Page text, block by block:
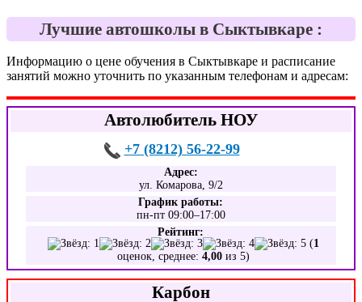
Лучшие автошколы в Сыктывкаре :
Информацию о цене обучения в Сыктывкаре и расписание
занятий можно уточнить по указанным телефонам и адресам:
Автолюбитель НОУ
+7 (8212) 56-22-99
Адрес:
ул. Комарова, 9/2
График работы:
пн-пт 09:00–17:00
Рейтинг:
(1
оценок, среднее:4,00 из 5)
Карбон